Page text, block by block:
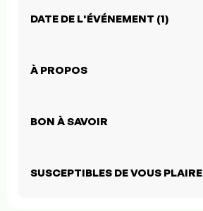
DATE DE L'ÉVÉNEMENT (1)
À PROPOS
BON À SAVOIR
SUSCEPTIBLES DE VOUS PLAIRE